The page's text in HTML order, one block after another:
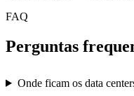
FAQ
Perguntas
Onde ficam os data